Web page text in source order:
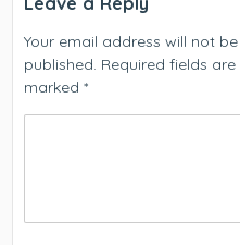
Your email address will not be
published. Required fields are
marked*